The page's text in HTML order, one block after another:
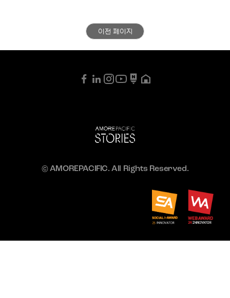
이전 페이지
© AMOREPACIFIC. All Rights Reserved.